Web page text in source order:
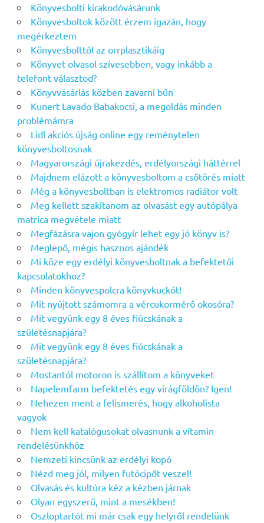
Könyvesbolti kirakodóvásárunk
Könyvesboltok között érzem igazán, hogy
megérkeztem
Könyvesbolttól az orrplasztikáig
Könyvet olvasol szívesebben, vagy inkább a
telefont választod?
Könyvvásárlás közben zavarni bűn
Kunert Lavado Babakocsi, a megoldás minden
problémámra
Lidl akciós újság online egy reménytelen
könyvesboltosnak
Magyarországi újrakezdés, erdélyországi háttérrel
Majdnem elázott a könyvesboltom a csőtörés miatt
Még a könyvesboltban is elektromos radiátor volt
Meg kellett szakítanom az olvasást egy autópálya
matrica megvétele miatt
Megfázásra vajon gyógyír lehet egy jó könyv is?
Meglepő, mégis hasznos ajándék
Mi köze egy erdélyi könyvesboltnak a befektetői
kapcsolatokhoz?
Minden könyvespolcra könyvkuckót!
Mit nyújtott számomra a vércukormérő okosóra?
Mit vegyünk egy 8 éves fiúcskának a
születésnapjára?
Mit vegyünk egy 8 éves fiúcskának a
születésnapjára?
Mostantól motoron is szállítom a könyveket
Napelemfarm befektetés egy virágföldön? Igen!
Nehezen ment a felismerés, hogy alkoholista
vagyok
Nem kell katalógusokat olvasnunk a vitamin
rendelésünkhöz
Nemzeti kincsünk az erdélyi kopó
Nézd meg jól, milyen futócipőt veszel!
Olvasás és kultúra kéz a kézben járnak
Olyan egyszerű, mint a mesékben!
Oszloptartót mi már csak egy helyről rendelünk